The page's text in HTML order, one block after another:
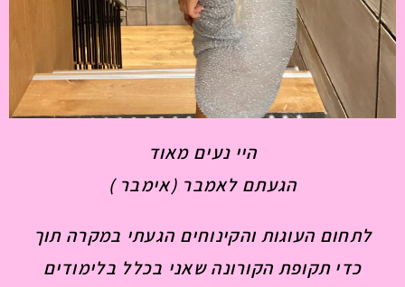
היי נעים מאוד
הגעתם לאמבר (אימבר )
לתחום העוגות והקינוחים הגעתי במקרה תוך
כדי תקופת הקורונה שאני בכלל בלימודים